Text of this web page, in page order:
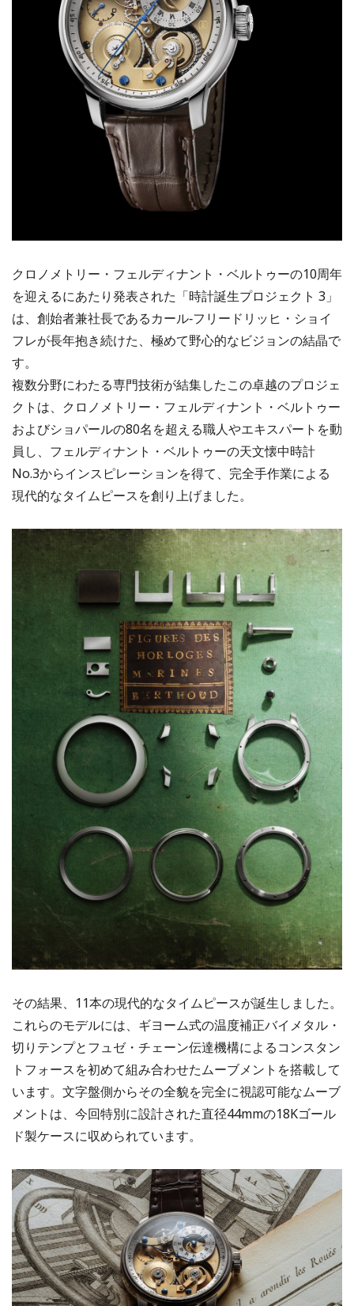
クロノメトリー・フェルディナント・ベルトゥーの10周年
を迎えるにあたり発表された「時計誕生プロジェクト 3」
は、創始者兼社長であるカール‐フリードリッヒ・ショイ
フレが長年抱き続けた、極めて野心的なビジョンの結晶で
す。
複数分野にわたる専門技術が結集したこの卓越のプロジェ
クトは、クロノメトリー・フェルディナント・ベルトゥー
およびショパールの80名を超える職人やエキスパートを動
員し、フェルディナント・ベルトゥーの天文懐中時計
No.3からインスピレーションを得て、完全手作業による
現代的なタイムピースを創り上げました。
その結果、11本の現代的なタイムピースが誕生しました。
これらのモデルには、ギヨーム式の温度補正バイメタル・
切りテンプとフュゼ・チェーン伝達機構によるコンスタン
トフォースを初めて組み合わせたムーブメントを搭載して
います。文字盤側からその全貌を完全に視認可能なムーブ
メントは、今回特別に設計された直径44mmの18Kゴール
ド製ケースに収められています。